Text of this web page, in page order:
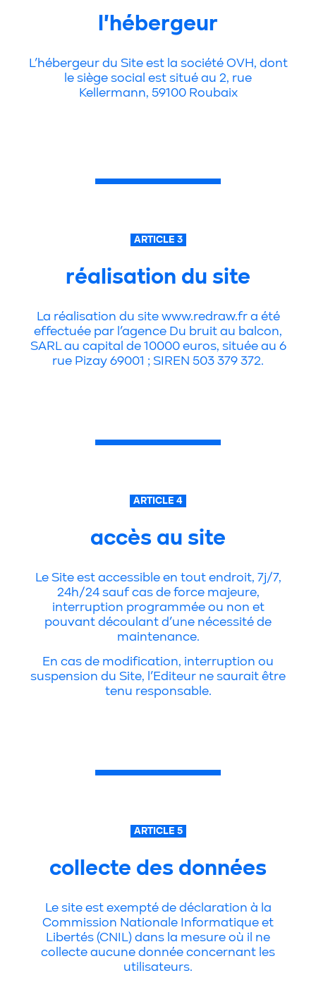
l'hébergeur
L’hébergeur du Site est la société OVH, dont
le siège social est situé au 2, rue
Kellermann, 59100 Roubaix
ARTICLE 3
réalisation du site
La réalisation du site www.redraw.fr a été
effectuée par l’agence Du bruit au balcon,
SARL au capital de 10000 euros, située au 6
rue Pizay 69001 ; SIREN 503 379 372.
ARTICLE 4
accès au site
Le Site est accessible en tout endroit, 7j/7,
24h/24 sauf cas de force majeure,
interruption programmée ou non et
pouvant découlant d’une nécessité de
maintenance.
En cas de modification, interruption ou
suspension du Site, l’Editeur ne saurait être
tenu responsable.
ARTICLE 5
collecte des données
Le site est exempté de déclaration à la
Commission Nationale Informatique et
Libertés (CNIL) dans la mesure où il ne
collecte aucune donnée concernant les
utilisateurs.